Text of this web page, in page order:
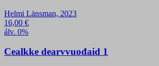
Helmi Länsman, 2023
16,00 €
álv. 0%
Cealkke dearvvuođaid 1